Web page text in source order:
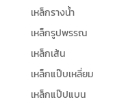
เหล็กรางน้ำ
เหล็กรูปพรรณ
เหล็กเส้น
เหล็กแป๊บเหลี่ยม
เหล็กแป๊ปแบน